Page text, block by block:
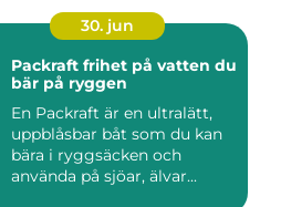
30. jun
Packraft frihet på vatten du
bär på ryggen
En Packraft är en ultralätt,
uppblåsbar båt som du kan
bära i ryggsäcken och
använda på sjöar, älvar...